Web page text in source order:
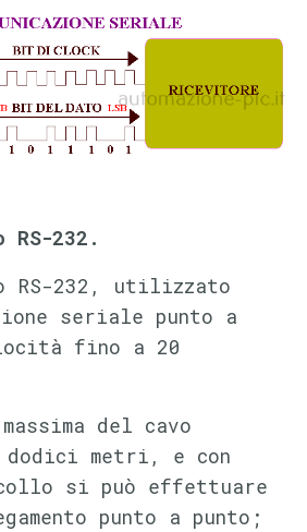
232.
232, utilizzato
seriale punto a
fino a 20
del cavo
metri, e con
si può effettuare
punto a punto;